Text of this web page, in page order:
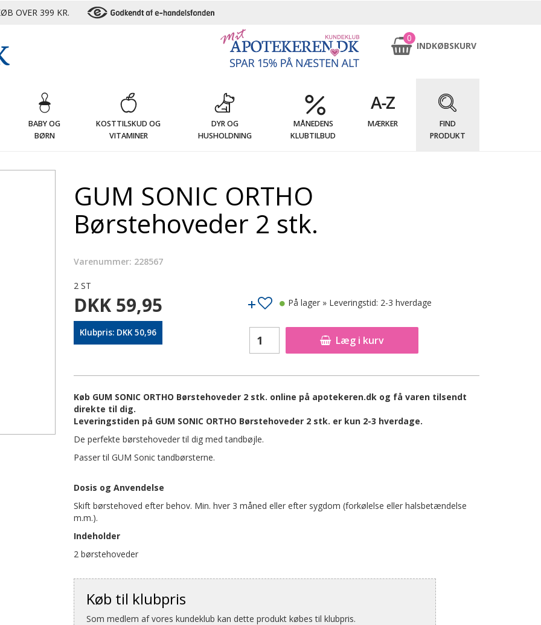
OVER 399 KR.
0
INDKØBSKURV
BABY OG
BØRN
KOSTTILSKUD OG
VITAMINER
DYR OG
HUSHOLDNING
MÅNEDENS
KLUBTILBUD
MÆRKER
FIND
PRODUKT
GUM SONIC ORTHO
Børstehoveder 2 stk.
Varenummer: 228567
2 ST
DKK 59,95
Klubpris: DKK 50,96
Læg i kurv
På lager » Leveringstid: 2-3 hverdage
Køb GUM SONIC ORTHO Børstehoveder 2 stk. online på apotekeren.dk og få varen tilsendt
direkte til dig.
Leveringstiden på GUM SONIC ORTHO Børstehoveder 2 stk. er kun 2-3 hverdage.
De perfekte børstehoveder til dig med tandbøjle.
Passer til GUM Sonic tandbørsterne.
Dosis og Anvendelse
Skift børstehoved efter behov. Min. hver 3 måned eller efter sygdom (forkølelse eller halsbetændelse
m.m.).
Indeholder
2 børstehoveder
Køb til klubpris
Som medlem af vores kundeklub kan dette produkt købes til klubpris.